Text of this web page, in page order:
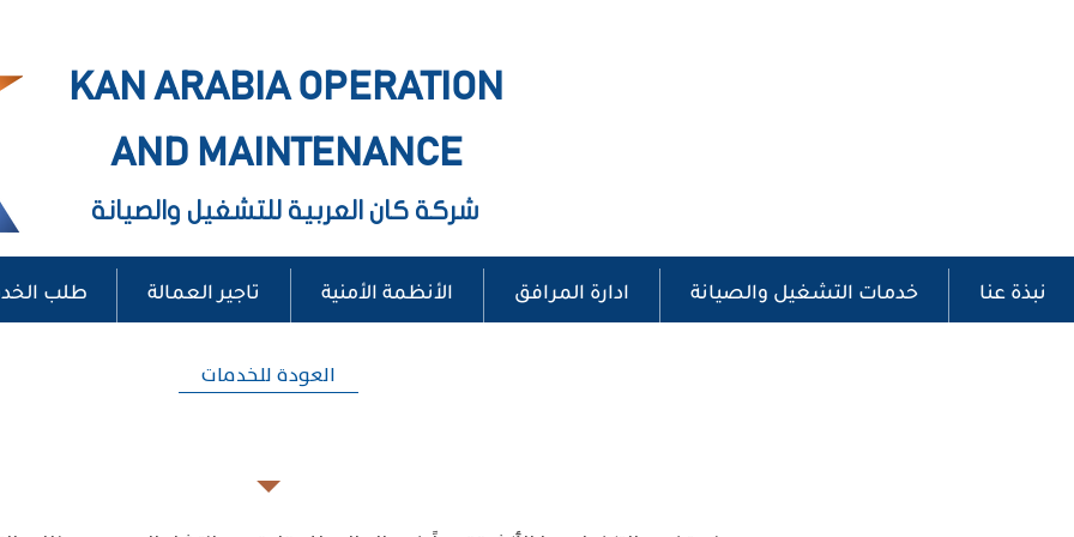
KAN ARABIA OPERATION
AND MAINTENANCE
شركة كان العربية للتشغيل والصيانة
نبذة عنا خدمات التشغيل والصيانة ادارة المرافق الأنظمة الأمنية تاجير العمالة طلب
العودة للخدمات